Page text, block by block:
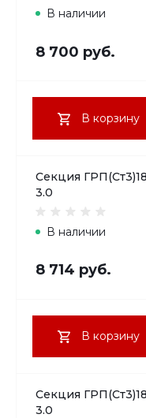
В наличии
8 700 руб.
В корзину
Секция
3.0
В наличии
8 714 руб.
В корзину
Секция
3.0